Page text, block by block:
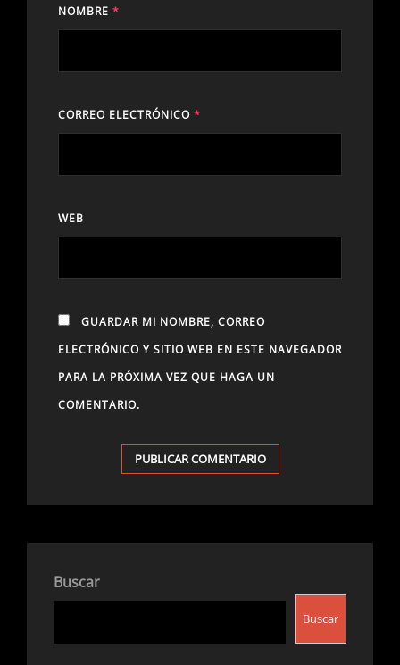
NOMBRE *
CORREO ELECTRÓNICO *
WEB
GUARDAR MI NOMBRE, CORREO
ELECTRÓNICO Y SITIO WEB EN ESTE NAVEGADOR
PARA LA PRÓXIMA VEZ QUE HAGA UN
COMENTARIO.
Buscar
Buscar